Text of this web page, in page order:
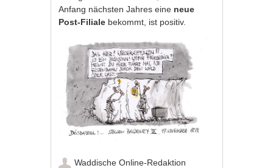
Anfang nächsten Jahres eine neue
Post-Filiale bekommt, ist positiv.
Waddische Online-Redaktion